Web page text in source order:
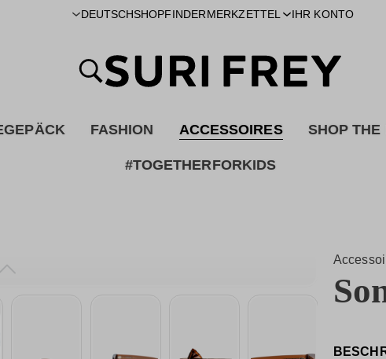
DEUTSCHSHOPFINDERMERKZETTEL IHR KONTO
FASHION ACCESSOIRES SHOP THE
#TOGETHERFORKIDS